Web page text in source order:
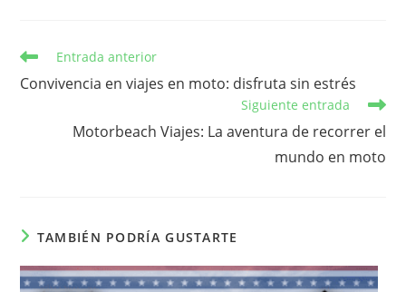
Leer
artículos
Entrada anterior
Convivencia en viajes en moto: disfruta sin estrés
Siguiente entrada
Motorbeach Viajes: La aventura de recorrer el
mundo en moto
TAMBIÉN PODRÍA GUSTARTE